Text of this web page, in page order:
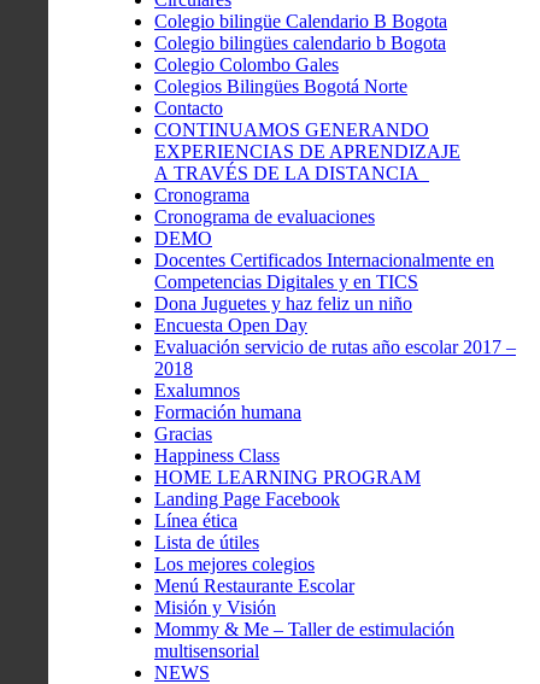
Colegio bilingüe Calendario B Bogota
Colegio bilingües calendario b Bogota
Colegio Colombo Gales
Colegios Bilingües Bogotá Norte
Contacto
CONTINUAMOS GENERANDO
EXPERIENCIAS DE APRENDIZAJE
A TRAVÉS DE LA DISTANCIA
Cronograma
Cronograma de evaluaciones
DEMO
Docentes Certificados Internacionalmente en
Competencias Digitales y en TICS
Dona Juguetes y haz feliz un niño
Encuesta Open Day
Evaluación servicio de rutas año escolar 2017 –
2018
Exalumnos
Formación humana
Gracias
Happiness Class
HOME LEARNING PROGRAM
Landing Page Facebook
Línea ética
Lista de útiles
Los mejores colegios
Menú Restaurante Escolar
Misión y Visión
Mommy & Me – Taller de estimulación
multisensorial
NEWS